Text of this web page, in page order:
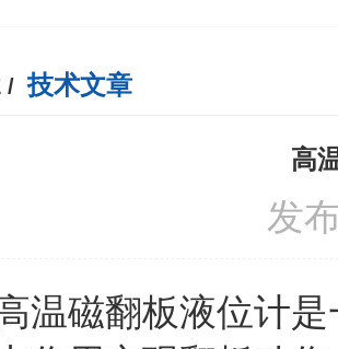
/ 技术文章
高
发
磁翻板液位计是